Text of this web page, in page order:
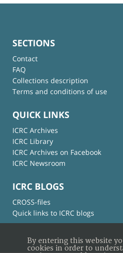
SECTIONS
Contact
FAQ
Collections description
Terms and conditions of use
QUICK LINKS
ICRC Archives
ICRC Library
ICRC Archives on Facebook
ICRC Newsroom
ICRC BLOGS
CROSS-files
Quick links to ICRC blogs
By entering this website
cookies in order to